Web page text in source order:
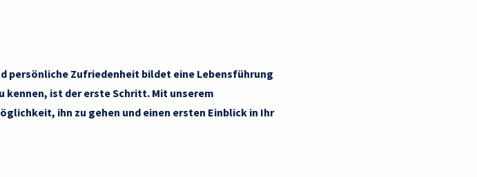
persönliche Zufriedenheit bildet eine Lebensführung
kennen, ist der erste Schritt. Mit unserem
ihn zu gehen und einen ersten Einblick in Ihr